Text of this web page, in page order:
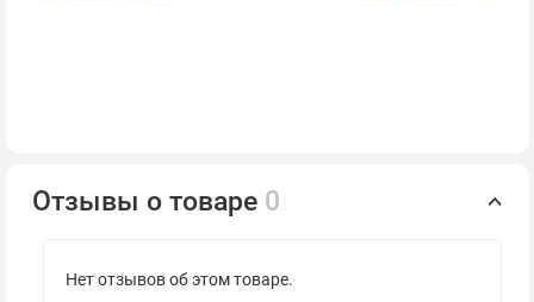
Отзывы о товаре 0
Нет отзывов об этом товаре.